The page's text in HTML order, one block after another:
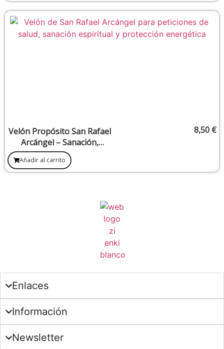
Velón Propósito San Rafael
Arcángel – Sanación,
curación del alma y
restauración espiritual
8,50 €
Añadir al carrito
Enlaces
Información
Newsletter